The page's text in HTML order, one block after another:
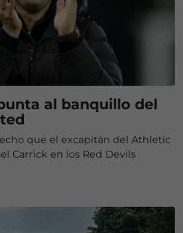
al banquillo del
que el excapitán del Athletic
Carrick en los Red Devils